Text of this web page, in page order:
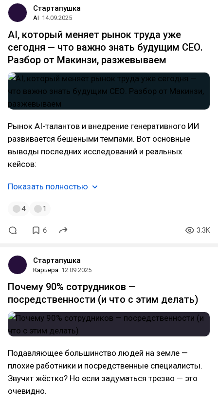
Стартапушка
AI 14.09.2025
AI, который меняет рынок труда уже
сегодня — что важно знать будущим СЕО.
Разбор от Макинзи, разжевываем
Рынок AI-талантов и внедрение генеративного ИИ
развивается бешеными темпами. Вот основные
выводы последних исследований и реальных
кейсов:
Показать полностью
4 1
6 3.3K
Стартапушка
Карьера 12.09.2025
Почему 90% сотрудников —
посредственности (и что с этим делать)
Подавляющее большинство людей на земле —
плохие работники и посредственные специалисты.
Звучит жёстко? Но если задуматься трезво — это
очевидно.